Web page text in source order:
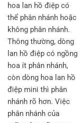
hoa lan hồ điệp có
thể phân nhánh hoặc
không phân nhánh.
Thông thường, dòng
lan hồ điệp có ngồng
hoa ít phân nhánh,
còn dòng hoa lan hồ
điệp mini thì phân
nhánh rõ hơn. Việc
phân nhánh của